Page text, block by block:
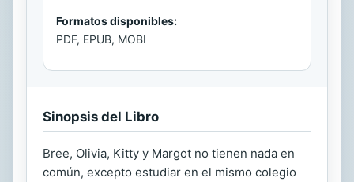
Formatos disponibles:
PDF, EPUB, MOBI
Sinopsis del Libro
Bree, Olivia, Kitty y Margot no tienen nada en
común, excepto estudiar en el mismo colegio